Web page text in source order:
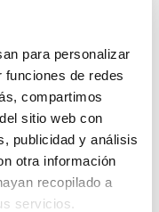
para personalizar
de redes
compartimos
sitio web con
publicidad y análisis
otra información
recopilado a
servicios.
de PE.
lo que permite
gravimétrico a
las propias paredes
estrecho
Autoclavables y
puesto que no dan
con tapón